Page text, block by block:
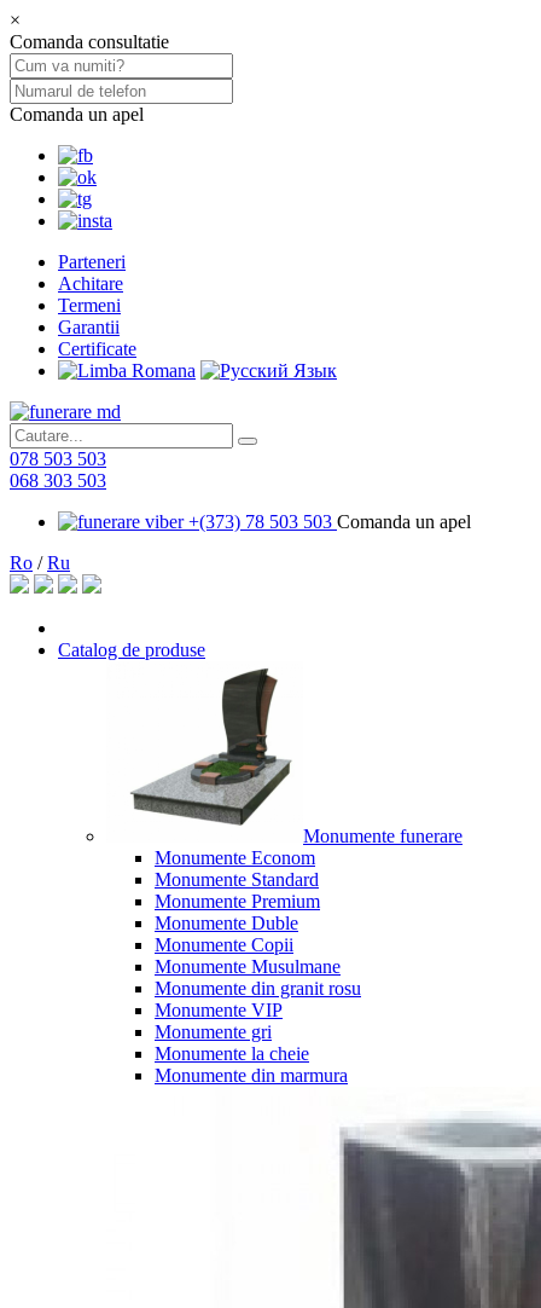
×
Comanda consultatie
Comanda un apel
Parteneri
Achitare
Termeni
Garantii
Certificate
078 503 503
068 303 503
+(373) 78 503 503 Comanda un apel
Ro /Ru
Catalog de produse
Monumente funerare
Monumente Econom
Monumente Standard
Monumente Premium
Monumente Duble
Monumente Copii
Monumente Musulmane
Monumente din granit rosu
Monumente VIP
Monumente gri
Monumente la cheie
Monumente din marmura